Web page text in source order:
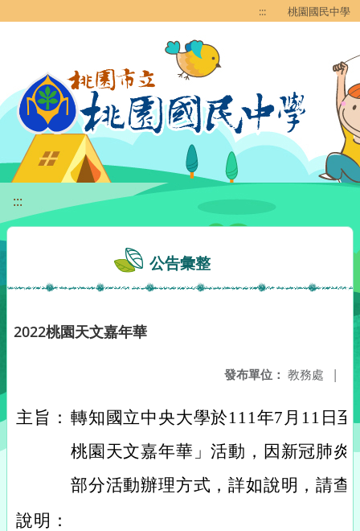
::: 桃園國民中學
:::
公告彙整
2022桃園天文嘉年華
發布單位： 教務處 |
主旨： 轉知國立中央大學於111年7月11日
桃園天文嘉年華」活動，因新冠肺炎
部分活動辦理方式，詳如說明，請查
說明：